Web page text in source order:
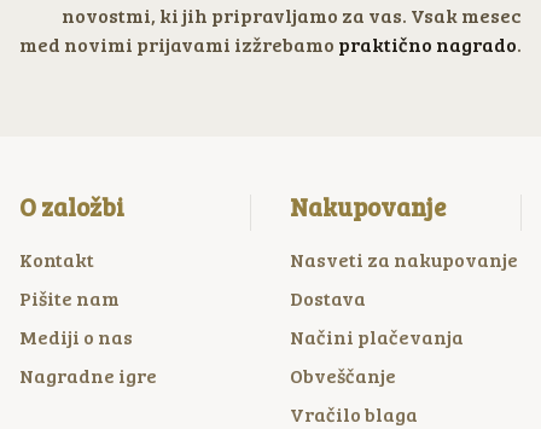
novostmi, ki jih pripravljamo za vas. Vsak mesec
med novimi prijavami izžrebamo praktično nagrado.
O založbi
Kontakt
Pišite nam
Mediji o nas
Nagradne igre
Nakupovanje
Nasveti za nakupovanje
Dostava
Načini plačevanja
Obveščanje
Vračilo blaga